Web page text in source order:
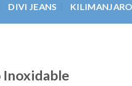
DIVI JEANS KILIMANJARO
Inoxidable